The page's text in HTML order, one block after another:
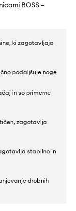
BOSS –
ki zagotavljajo
podaljšuje noge
in so primerne
zagotavlja
stabilno in
drobnih